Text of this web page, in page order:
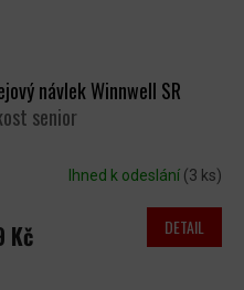
návlek Winnwell SR
senior
Ihned k odeslání (3 ks)
Kč DETAIL